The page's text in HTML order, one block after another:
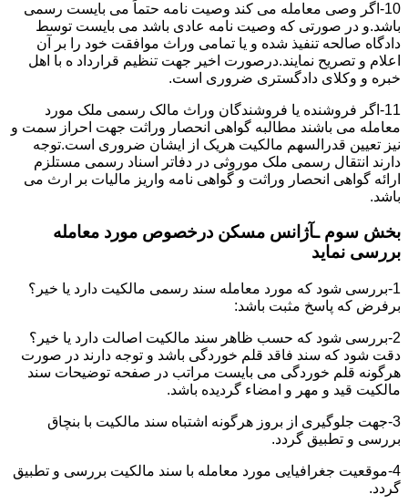
10-اگر وصی معامله می کند وصیت نامه حتماً می بایست رسمی
باشد.و در صورتی که وصیت نامه عادی باشد می بایست توسط
دادگاه صالحه تنفیذ شده و یا تمامی وراث موافقت خود را بر آن
اعلام و تصریح نمایند.درصورت اخیر جهت تنظیم قرارداد ه با اهل
خبره و وکلای دادگستری ضروری است.
11-اگر فروشنده یا فروشندگان وراث مالک رسمی ملک مورد
معامله می باشند مطالبه گواهی انحصار وراثت جهت احراز سمت و
نیز تعیین قدرالسهم مالکیت هریک از ایشان ضروری است.توجه
دارند انتقال رسمی ملک موروثی در دفاتر اسناد رسمی مستلزم
ارائه گواهی انحصار وراثت و گواهی نامه واریز مالیات بر ارث می
باشد.
بخش سوم ـآژانس مسکن درخصوص مورد معامله
بررسی نماید
1-بررسی شود که مورد معامله سند رسمی مالکیت دارد یا خیر؟
برفرض که پاسخ مثبت باشد:
2-بررسی شود که حسب ظاهر سند مالکیت اصالت دارد یا خیر؟
دقت شود که سند فاقد قلم خوردگی باشد و توجه دارند در صورت
هرگونه قلم خوردگی می بایست مراتب در صفحه توضیحات سند
مالکیت قید و مهر و امضاء گردیده باشد.
3-جهت جلوگیری از بروز هرگونه اشتباه سند مالکیت با بنچاق
بررسی و تطبیق گردد.
4-موقعیت جغرافیایی مورد معامله با سند مالکیت بررسی و تطبیق
گردد.